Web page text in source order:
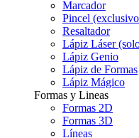
Marcador
Pincel
Resaltador
Lápiz Láser
Lápiz Genio
Lápiz de Formas
Lápiz Mágico
Formas y Lineas
Formas 2D
Formas 3D
Líneas